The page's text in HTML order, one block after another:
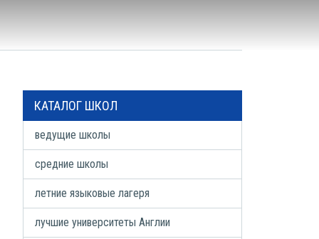
КАТАЛОГ ШКОЛ
ведущие школы
средние школы
летние языковые лагеря
лучшие университеты Англии